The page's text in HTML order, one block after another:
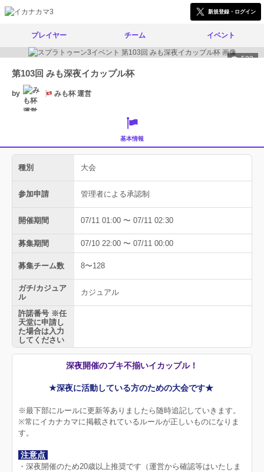
新規登録・ログイン
プレイヤー チーム イベント
523
第103回 みも深夜イカップル杯
by みも杯 運営
基本情報
種別 大会
参加申請 管理者による承認制
開催期間 07/11 01:00 〜 07/11 02:30
募集期間 07/10 22:00 〜 07/11 00:00
募集チーム数 8〜128
ガチ/カジュア
ル
カジュアル
許諾番号 ※任
天堂に申請し
た場合は入力
してください
深夜開催のブキ不揃いイカップル！
★深夜に活動している方のための大会です★
※最下部にルールに更新等ありましたら随時追記していきます。
※常にイカナカマに掲載されているルールが正しいものになりま
す。
注意点
・深夜開催のため20歳以上推奨です（運営から確認等はいたしま